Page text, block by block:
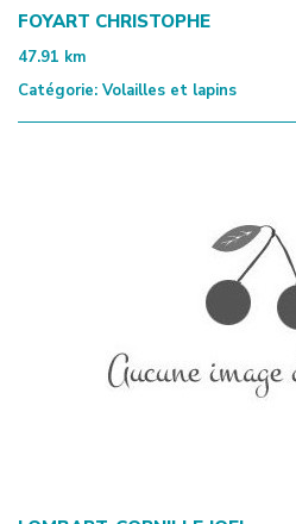
FOYART CHRISTOPHE
47.91 km
Catégorie: Volailles et lapins